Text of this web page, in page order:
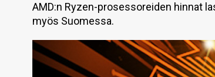
AMD:n Ryzen-prosessoreiden hinnat
myös Suomessa.